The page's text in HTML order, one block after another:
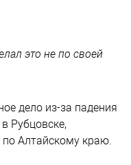
это не по своей
дело из-за падения
Рубцовске,
Алтайскому краю.